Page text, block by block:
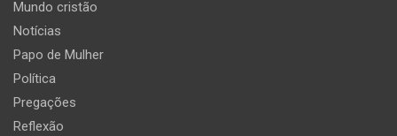
Mundo cristão
Notícias
Papo de Mulher
Política
Pregações
Reflexão